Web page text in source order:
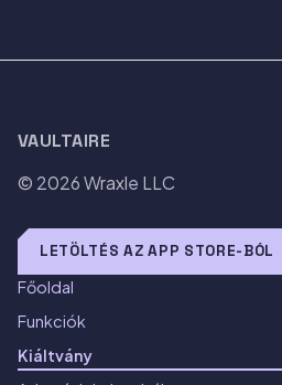
VAULTAIRE
© 2026Wraxle LLC
LETÖLTÉS AZ APP STORE-BÓL
Főoldal
Funkciók
Kiáltvány